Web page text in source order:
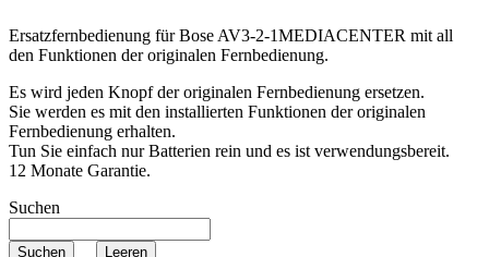
Ersatzfernbedienung fürBose AV3-2-1MEDIACENTER mit all
den Funktionen der originalen Fernbedienung.
Es wird jeden Knopf der originalen Fernbedienung ersetzen.
Sie werden es mit den installierten Funktionen der originalen
Fernbedienung erhalten.
Tun Sie einfach nur Batterien rein und es ist verwendungsbereit.
12 Monate Garantie.
Suchen